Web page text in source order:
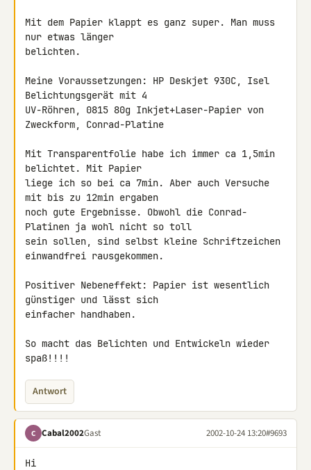
Mit dem Papier klappt es ganz super. Man muss
nur etwas länger
belichten.
Meine Voraussetzungen: HP Deskjet 930C, Isel
Belichtungsgerät mit 4
UV-Röhren, 0815 80g Inkjet+Laser-Papier von
Zweckform, Conrad-Platine
Mit Transparentfolie habe ich immer ca 1,5min
belichtet. Mit Papier
liege ich so bei ca 7min. Aber auch Versuche
mit bis zu 12min ergaben
noch gute Ergebnisse. Obwohl die Conrad-
Platinen ja wohl nicht so toll
sein sollen, sind selbst kleine Schriftzeichen
einwandfrei rausgekommen.
Positiver Nebeneffekt: Papier ist wesentlich
günstiger und lässt sich
einfacher handhaben.
So macht das Belichten und Entwickeln wieder
spaß!!!!
Antwort
C Cabal2002Gast 2002-10-24 13:20#9693
Hi